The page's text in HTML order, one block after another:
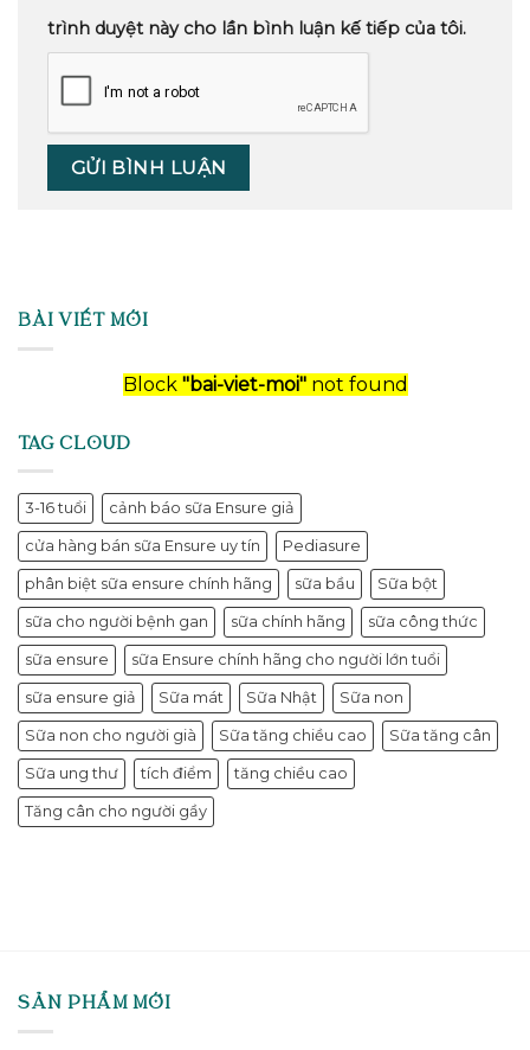
trình duyệt này cho lần bình luận kế tiếp của tôi.
BÀI VIẾT MỚI
Block "bai-viet-moi"not found
TAG CLOUD
3-16 tuổi cảnh báo sữa Ensure giả
cửa hàng bán sữa Ensure uy tín Pediasure
phân biệt sữa ensure chính hãng sữa bầu Sữa bột
sữa cho người bệnh gan sữa chính hãng sữa công thức
sữa ensure sữa Ensure chính hãng cho người lớn tuổi
sữa ensure giả Sữa mát Sữa Nhật Sữa non
Sữa non cho người già Sữa tăng chiều cao Sữa tăng cân
Sữa ung thư tích điểm tăng chiều cao
Tăng cân cho người gầy
SẢN PHẨM MỚI